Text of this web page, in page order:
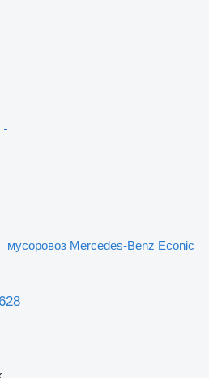
мусоровоз Mercedes-Benz Econic